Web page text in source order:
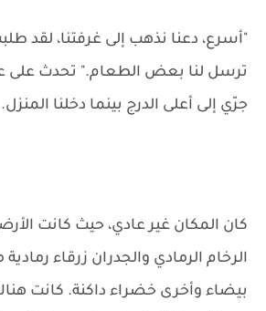
"أسرع، دعنا نذهب إلى غرفتنا، لقد
ترسل لنا بعض الطعام." تحدث على
جرّي إلى أعلى الدرج بينما دخلنا المنزل.
كان المكان غير عادي، حيث كانت
الرخام الرمادي والجدران زرقاء
بيضاء وأخرى خضراء داكنة. كانت